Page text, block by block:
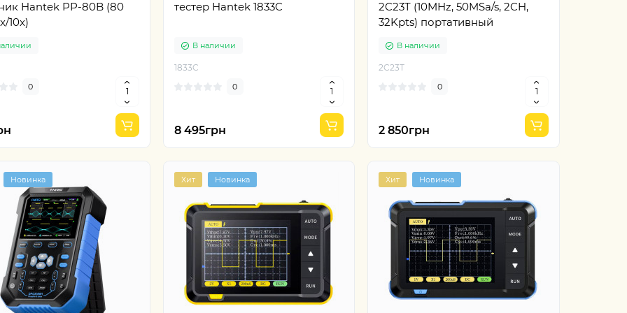
42 242грн
Hantek PP-80B (80
10x)
0
тестер Hantek 1833C
В наличии
1833C
0
8 495грн
2C23T (10MHz, 50MSa/s, 2CH,
32Kpts) портативный
В наличии
2C23T
0
2 850грн
Новинка Хит Новинка Хит Новинка